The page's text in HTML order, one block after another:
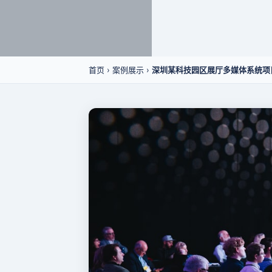
首页 › 案例展示 › 深圳某科技园区展厅多媒体系统项